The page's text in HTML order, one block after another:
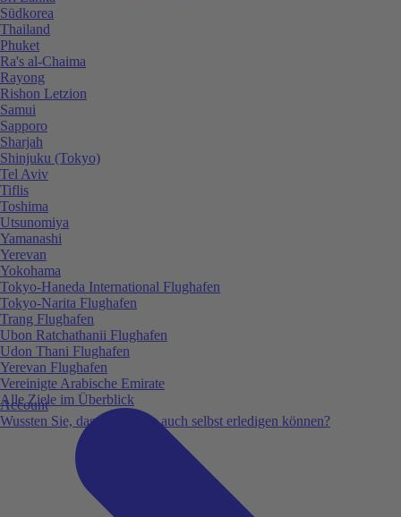
Account
Wussten Sie, dass Sie vieles auch selbst erledigen können?
Südkorea
Thailand
Phuket
Ra's al-Chaima
Rayong
Rishon Letzion
Samui
Sapporo
Sharjah
Shinjuku (Tokyo)
Tel Aviv
Tiflis
Toshima
Utsunomiya
Yamanashi
Yerevan
Yokohama
Tokyo-Haneda International Flughafen
Tokyo-Narita Flughafen
Trang Flughafen
Ubon Ratchathanii Flughafen
Udon Thani Flughafen
Yerevan Flughafen
Vereinigte Arabische Emirate
Alle Ziele im Überblick